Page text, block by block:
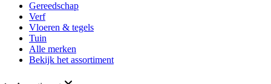
Gereedschap
Verf
Vloeren & tegels
Tuin
Alle merken
Bekijk het assortiment